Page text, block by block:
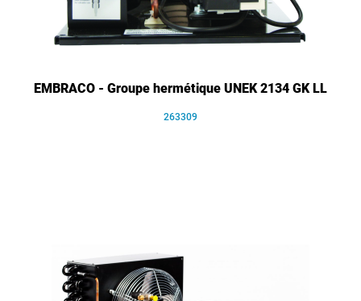
EMBRACO - Groupe hermétique UNEK 2134 GK LL
263309